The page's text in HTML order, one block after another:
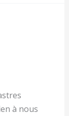
à nous